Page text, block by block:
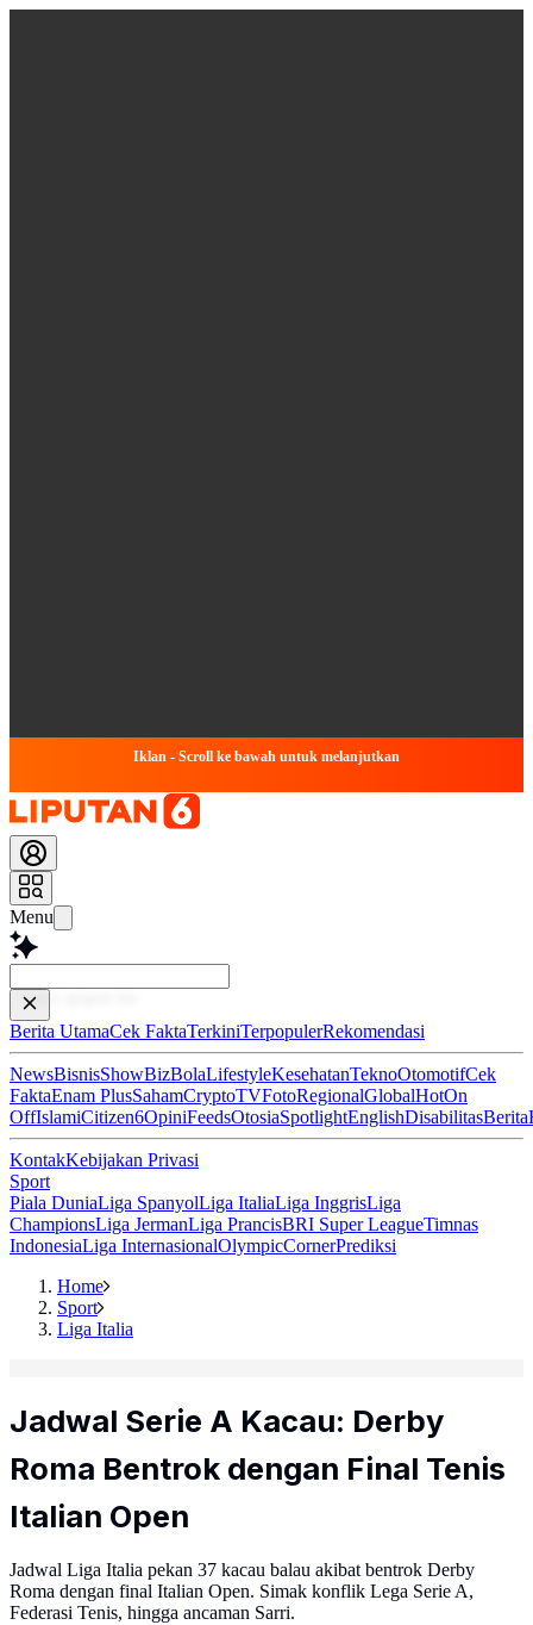
Iklan - Scroll ke bawah untuk melanjutkan
Menu
Baca lebih
Berita UtamaCek FaktaTerkiniTerpopulerRekomendasi
NewsBisnisShowBizBolaLifestyleKesehatanTeknoOtomotifCek
FaktaEnam PlusSahamCryptoTVFotoRegionalGlobalHotOn
OffIslamiCitizen6OpiniFeedsOtosiaSpotlightEnglishDisabilitasBerita
KontakKebijakan Privasi
Sport
Piala DuniaLiga SpanyolLiga ItaliaLiga InggrisLiga
ChampionsLiga JermanLiga PrancisBRI Super LeagueTimnas
IndonesiaLiga InternasionalOlympicCornerPrediksi
Home
Sport
Liga Italia
Jadwal Serie A Kacau: Derby
Roma Bentrok dengan Final Tenis
Italian Open
Jadwal Liga Italia pekan 37 kacau balau akibat bentrok Derby
Roma dengan final Italian Open. Simak konflik Lega Serie A,
Federasi Tenis, hingga ancaman Sarri.